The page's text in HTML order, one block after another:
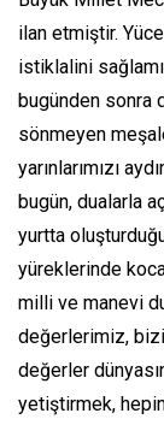
ilan etmiştir.
istiklalini
bugünden sonra
sönmeyen
yarınlarımızı
bugün, dualarla
yurtta
yüreklerinde
milli ve manevi
değerlerimiz,
değerler
yetiştirmek,